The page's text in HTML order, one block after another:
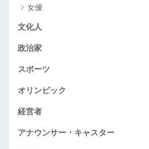
女優
文化人
政治家
スポーツ
オリンピック
経営者
アナウンサー・キャスター